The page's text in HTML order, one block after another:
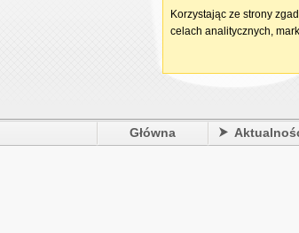
Główna
Korzystając ze strony
celach analitycznych,